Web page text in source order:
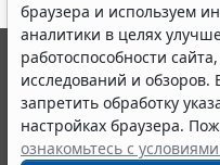
браузера и используем
аналитики в целях
работоспособности
исследований и
запретить обработку
настройках браузера.
ознакомьтесь с
© ООО "НПП "ГАРАНТ-
выпускается с 1990 года.
являются участниками
информации ГАРАНТ.